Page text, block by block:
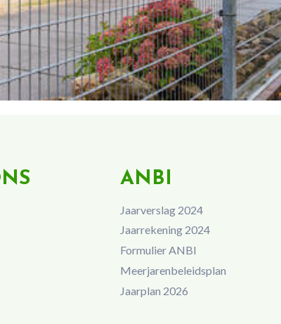
ANBI
Jaarverslag 2024
Jaarrekening 2024
Formulier ANBI
Meerjarenbeleidsplan
Jaarplan 2026